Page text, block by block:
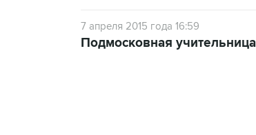
7 апреля 2015 года 16:59
Подмосковная